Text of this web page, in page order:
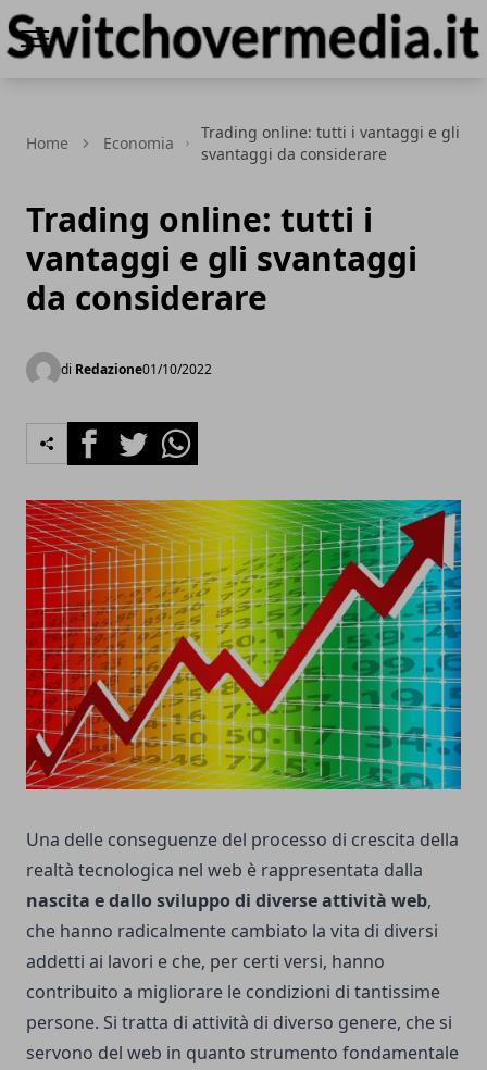
Home Economia
Trading online: tutti i vantaggi e gli
svantaggi da considerare
Trading online: tutti i
vantaggi e gli svantaggi
da considerare
di Redazione01/10/2022
FacebookTwitterWhatsapp
Una delle conseguenze del processo di crescita della
realtà tecnologica nel web è rappresentata dalla
nascita e dallo sviluppo di diverse attività web,
che hanno radicalmente cambiato la vita di diversi
addetti ai lavori e che, per certi versi, hanno
contribuito a migliorare le condizioni di tantissime
persone. Si tratta di attività di diverso genere, che si
servono del web in quanto strumento fondamentale